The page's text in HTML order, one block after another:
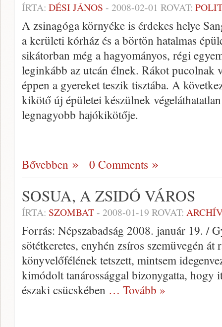
ÍRTA: DÉSI JÁNOS - 2008-02-01 ROVAT:
A zsinagóga környéke is érdekes helye
a kerületi kórház és a börtön hatalmas
sikátorban még a hagyományos, régi
leginkább az utcán élnek. Rákot pucolnak
éppen a gyereket teszik tisztába. A
kikötő új épületei készülnek
legnagyobb hajókikötője.
Bővebben 0 Comments
SOSUA, A ZSIDÓ VÁROS
ÍRTA: SZOMBAT- 2008-01-19 ROVAT:
Forrás: Népszabadság 2008. január 19. /
sötétkeretes, enyhén zsíros szemüvegén
könyvelőfélének tetszett, mintsem
kimódolt tanárossággal bizonygatta, hogy
északi csücskében … Tovább »